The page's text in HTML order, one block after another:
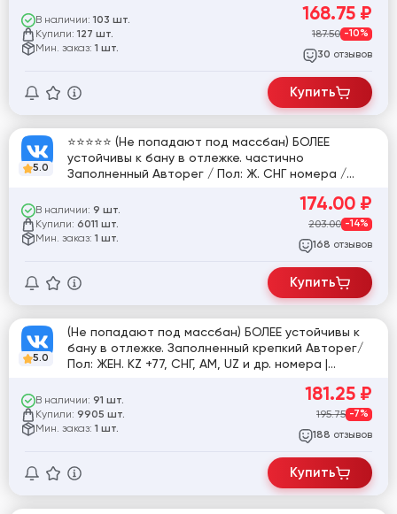
В наличии: 103 шт.
Купили: 127 шт.
Мин. заказ: 1 шт.
168.75 ₽
187.50 -10%
30 отзывов
Купить
5.0
⭐⭐⭐⭐⭐ (Не попадают под массбан) БОЛЕЕ
устойчивы к бану в отлежке. частично
Заполненный Авторег / Пол: Ж. СНГ номера /
VK.COM (ВКонтакте, ВК) Женские (SMS)
В наличии: 9 шт.
Купили: 6011 шт.
Мин. заказ: 1 шт.
174.00 ₽
203.00 -14%
168 отзывов
Купить
5.0
(Не попадают под массбан) БОЛЕЕ устойчивы к
бану в отлежке. Заполненный крепкий Авторег/
Пол: ЖЕН. KZ +77, СНГ, АМ, UZ и др. номера |
В наличии: 91 шт.
Купили: 9905 шт.
Мин. заказ: 1 шт.
181.25 ₽
195.75 -7%
188 отзывов
Купить